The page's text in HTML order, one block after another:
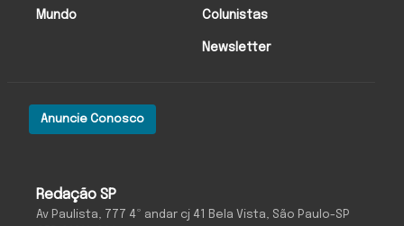
Redação SP
Av Paulista, 777 4º andar cj 41 Bela Vista, São Paulo-SP
Anuncie Conosco
Mundo Colunistas
Newsletter